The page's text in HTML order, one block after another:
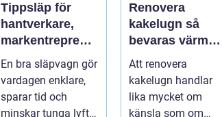
Tippsläp för
hantverkare,
markentreprenö
rer och lantbruk
en praktisk
guide
En bra släpvagn gör
vardagen enklare,
sparar tid och
minskar tunga lyft.
Renovera
kakelugn så
bevaras värme,
historia och
trygghet
Att renovera
kakelugn handlar
lika mycket om
känsla som om